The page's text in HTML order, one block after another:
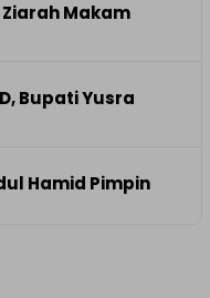
Makam
Bupati Yusra
Hamid Pimpin